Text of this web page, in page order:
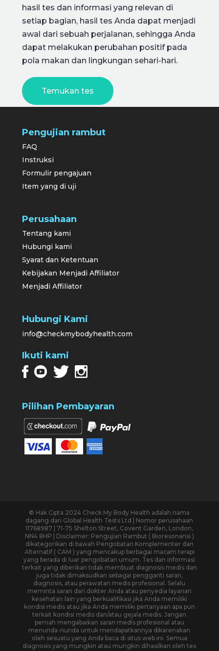
hasil tes dan informasi yang relevan di
setiap bagian, hasil tes Anda dapat menjadi
awal dari sebuah perjalanan, sehingga Anda
dapat melakukan perubahan positif pada
pola makan dan lingkungan sehari-hari.
Temukan tes
Pengujian rambut
FAQ
Instruksi
Formulir pengajuan
Item yang di uji
Perusahaan
Tentang kami
Hubungi kami
Syarat dan Ketentuan
Kebijakan Menjadi Affiliator
Menjadi Affiliator
Hubungi Kami
info@checkmybodyhealth.com
Ikuti kami
Pilihan Pembayaran
© Hak Cipta 2024 Check My Body Health adalah nama
dagang dari Global Health Tests Ltd | Nomor perusahaan
11768987 | 71-75 Shelton Street, Covent Garden, London,
NN4 8HP | Disclaimer: Pengujian Rambut ( Bioresonansi )
dikategorikan di bawah Pengobatan Komplementer dan
Alternatif ( CAM ) yang mencakup berbagai macam terapi
yang berada di luar pengobatan umum. Tes dan informasi
terkait yang diberikan tidak membuat diagnosis medis dan
juga tidak dimaksudkan sebagai pengganti saran,
diagnosis, atau perawatan medis profesional. Selalu
meminta saran dari dokter Anda atau penyedia layanan
kesehatan lain yang berkualifikasi jika Anda memiliki
kondisi medis atau jika Anda memiliki pertanyaan apa pun
terkait kondisi medis dan/atau gejala medis. Jangan
pernah mengabaikan saran medis profesional atau
menunda-nunda untuk mendapatkannya dikarenakan
oleh sesuatu yang Anda baca di situs web ini. Semua
diagnosis yang mungkin atau mungkin dihasilkan oleh tes